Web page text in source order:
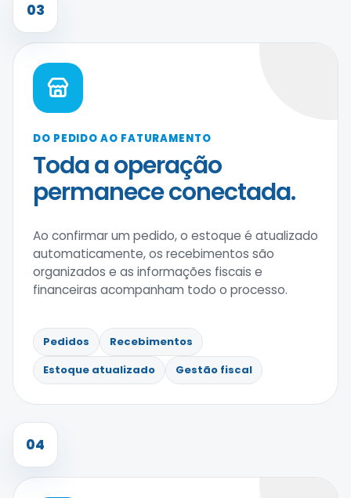
03
DO PEDIDO AO FATURAMENTO
Toda a operação
permanece conectada.
Ao confirmar um pedido, o estoque é atualizado
automaticamente, os recebimentos são
organizados e as informações fiscais e
financeiras acompanham todo o processo.
Pedidos
Recebimentos
Estoque atualizado
Gestão fiscal
04